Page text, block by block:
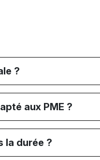
?
aux PME ?
la durée ?